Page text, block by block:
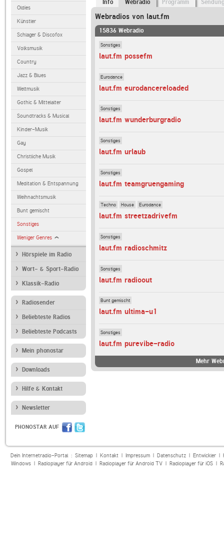
Oldies
Künstler
Schlager & Discofox
Volksmusik
Country
Jazz & Blues
Weltmusik
Gothic & Mittelalter
Soundtracks & Musical
Kinder-Musik
Gay
Christliche Musik
Gospel
Meditation & Entspannung
Weihnachtsmusik
Bunt gemischt
Sonstiges
Weniger Genres
Hörspiele im Radio
Wort- & Sport-Radio
Klassik-Radio
Radiosender
Beliebteste Radios
Beliebteste Podcasts
Mein phonostar
Downloads
Hilfe & Kontakt
Newsletter
PHONOSTAR AUF
Info Webradio Programm
Webradios von laut.fm
15836 Webradio
Sonstiges
laut.fm possefm
Eurodance
laut.fm eurodancereloaded
Sonstiges
laut.fm wunderburgradio
Sonstiges
laut.fm urlaub
Sonstiges
laut.fm teamgruengaming
Techno House Eurodance
laut.fm streetzadrivefm
Sonstiges
laut.fm radioschmitz
Sonstiges
laut.fm radioout
Bunt gemischt
laut.fm ultima-u1
Sonstiges
laut.fm purevibe-radio
Mehr
Dein Internetradio-Portal : Sitemap| Kontakt| Impressum| Datenschutz| Entwickler|
Windows| Radioplayer für Android| Radioplayer für Android TV| Radioplayer für iOS|